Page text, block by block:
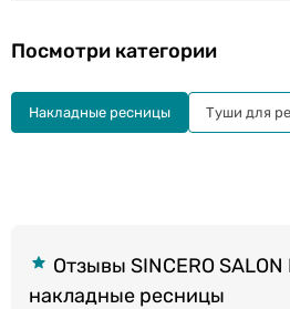
Отзывы SINCERO
накладные ресницы
Посмотри категории
Накладные ресницы Туши для